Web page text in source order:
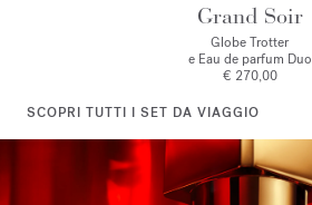
Grand Soir
Globe Trotter
e Eau de parfum Duo
€ 270,00
SCOPRI TUTTI I SET DA VIAGGIO